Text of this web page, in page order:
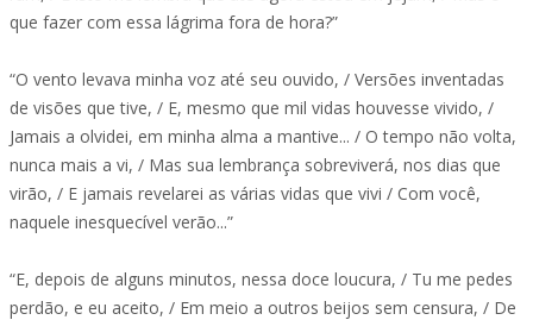
que fazer com essa lágrima fora de hora?”
“O vento levava minha voz até seu ouvido, / Versões inventadas
de visões que tive, / E, mesmo que mil vidas houvesse vivido, /
Jamais a olvidei, em minha alma a mantive... / O tempo não volta,
nunca mais a vi, / Mas sua lembrança sobreviverá, nos dias que
virão, / E jamais revelarei as várias vidas que vivi / Com você,
naquele inesquecível verão...”
“E, depois de alguns minutos, nessa doce loucura, / Tu me pedes
perdão, e eu aceito, / Em meio a outros beijos sem censura, / De